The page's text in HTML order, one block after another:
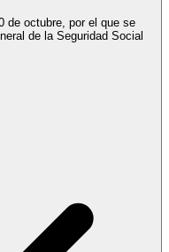
de octubre, por el que se
de la Seguridad Social